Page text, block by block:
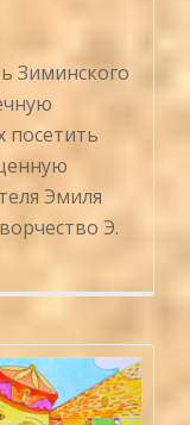
Зиминского
посетить
Эмиля
Э.